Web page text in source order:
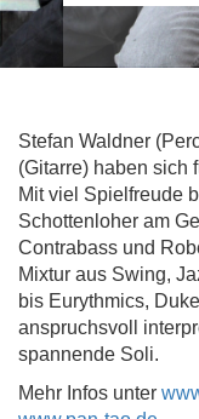
Stefan Waldner
(Gitarre) haben sich
Mit viel Spielfreude
Schottenloher am
Contrabass und
Mixtur aus Swing,
bis Eurythmics,
anspruchsvoll
spannende Soli.
Mehr Infos unter